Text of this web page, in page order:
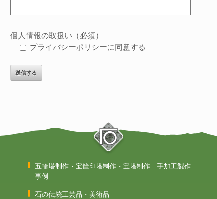
個人情報の取扱い（必須）
プライバシーポリシーに同意する
五輪塔制作・宝筐印塔制作・宝塔制作 手加工製作
事例
石の伝統工芸品・美術品